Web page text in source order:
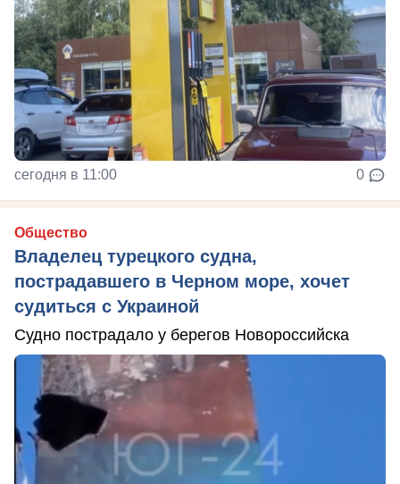
сегодня в 11:00 0
Общество
Владелец турецкого судна,
пострадавшего в Черном море, хочет
судиться с Украиной
Судно пострадало у берегов Новороссийска